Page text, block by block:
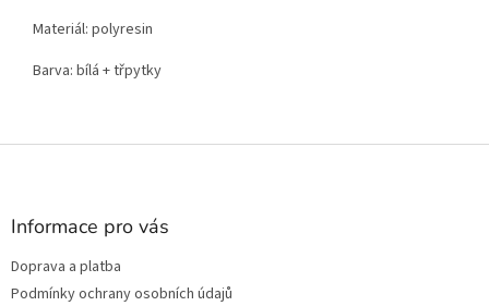
Materiál: polyresin
Barva: bílá + třpytky
Z
Informace pro vás
Doprava a platba
Podmínky ochrany osobních údajů